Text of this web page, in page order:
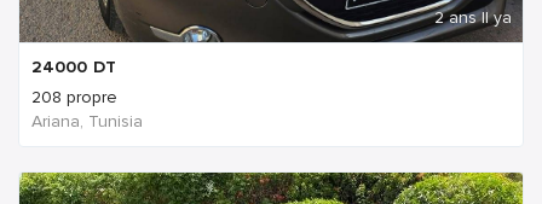
2 ans Il ya
24000 DT
208 propre
Ariana, Tunisia